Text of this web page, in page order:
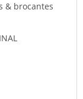
& brocantes